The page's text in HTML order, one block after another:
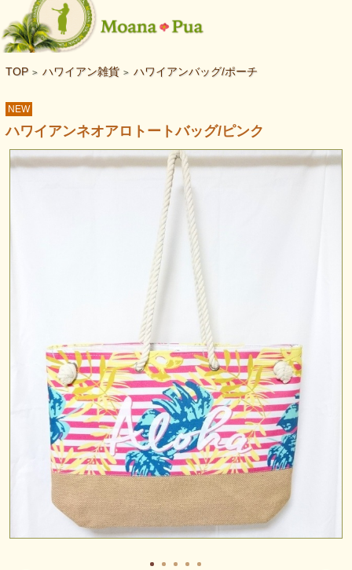
TOP > ハワイアン雑貨 > ハワイアンバッグ/ポーチ
NEW
ハワイアンネオアロトートバッグ/ピンク